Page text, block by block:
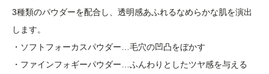
3種類のパウダーを配合し、透明感あふれるなめらかな肌を演出
します。
・ソフトフォーカスパウダー…毛穴の凹凸をぼかす
・ファインフォギーパウダー…ふんわりとしたツヤ感を与える